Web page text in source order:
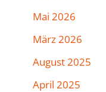
Mai 2026
März 2026
August 2025
April 2025